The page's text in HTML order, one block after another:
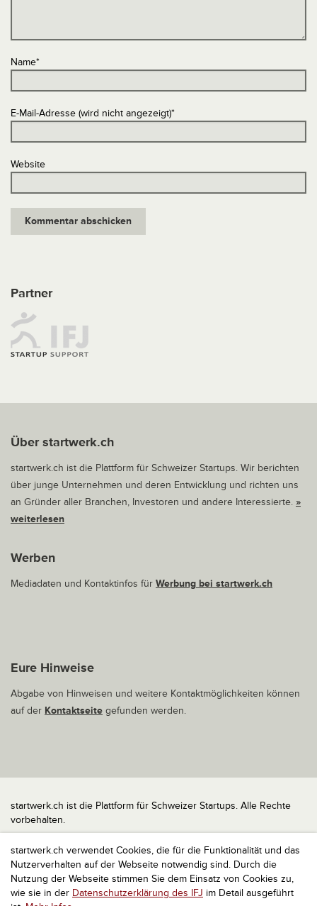
startwerk.ch verwendet Cookies, die für die Funktionalität und das
Nutzerverhalten auf der Webseite notwendig sind. Durch die
Nutzung der Webseite stimmen Sie dem Einsatz von Cookies zu,
wie sie in der Datenschutzerklärung des IFJ im Detail ausgeführt
Name*
E-Mail-Adresse (wird nicht angezeigt)*
Website
Partner
Über startwerk.ch
startwerk.ch ist die Plattform für Schweizer Startups. Wir berichten
über junge Unternehmen und deren Entwicklung und richten uns
an Gründer aller Branchen, Investoren und andere Interessierte. »
weiterlesen
Werben
Mediadaten und Kontaktinfos für Werbung bei startwerk.ch
Eure Hinweise
Abgabe von Hinweisen und weitere Kontaktmöglichkeiten können
auf der Kontaktseite gefunden werden.
startwerk.ch ist die Plattform für Schweizer Startups. Alle Rechte
vorbehalten.
Impressum
Kontakt
nach oben